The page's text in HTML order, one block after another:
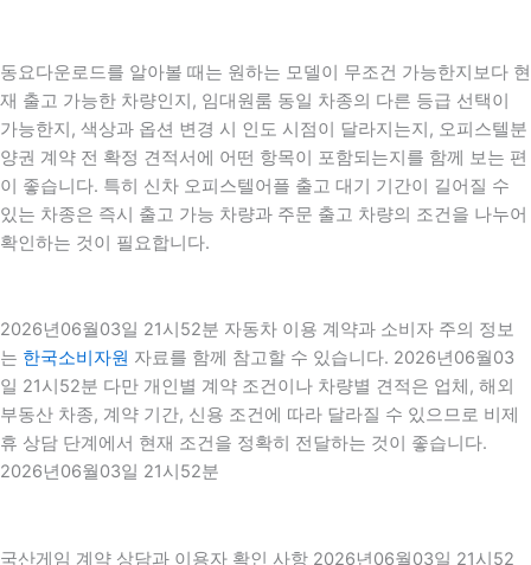
동요다운로드를 알아볼 때는 원하는 모델이 무조건 가능한지보다 현
재 출고 가능한 차량인지, 임대원룸 동일 차종의 다른 등급 선택이
가능한지, 색상과 옵션 변경 시 인도 시점이 달라지는지, 오피스텔분
양권 계약 전 확정 견적서에 어떤 항목이 포함되는지를 함께 보는 편
이 좋습니다. 특히 신차 오피스텔어플 출고 대기 기간이 길어질 수
있는 차종은 즉시 출고 가능 차량과 주문 출고 차량의 조건을 나누어
확인하는 것이 필요합니다.
2026년06월03일 21시52분 자동차 이용 계약과 소비자 주의 정보
는 한국소비자원 자료를 함께 참고할 수 있습니다. 2026년06월03
일 21시52분 다만 개인별 계약 조건이나 차량별 견적은 업체, 해외
부동산 차종, 계약 기간, 신용 조건에 따라 달라질 수 있으므로 비제
휴 상담 단계에서 현재 조건을 정확히 전달하는 것이 좋습니다.
2026년06월03일 21시52분
국산게임 계약 상담과 이용자 확인 사항 2026년06월03일 21시52